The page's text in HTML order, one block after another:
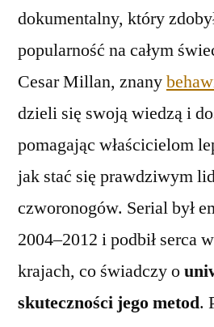
dokumentalny, który
popularność na całym
Cesar Millan, znany
dzieli się swoją wiedzą i
pomagając właścicielom
jak stać się prawdziwym
czworonogów. Serial był
2004–2012 i podbił serca
krajach, co świadczy o
skuteczności jego metod.